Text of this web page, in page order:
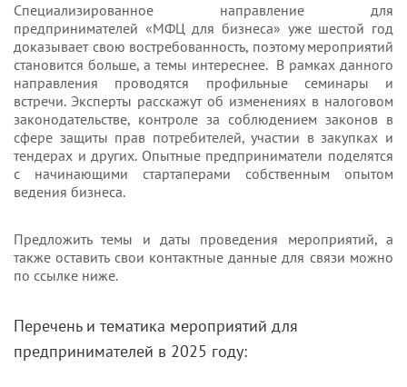
Специализированное направление для
предпринимателей «МФЦ для бизнеса» уже шестой год
доказывает свою востребованность, поэтому мероприятий
становится больше, а темы интереснее. В рамках данного
направления проводятся профильные семинары и
встречи. Эксперты расскажут об изменениях в налоговом
законодательстве, контроле за соблюдением законов в
сфере защиты прав потребителей, участии в закупках и
тендерах и других. Опытные предприниматели поделятся
с начинающими стартаперами собственным опытом
ведения бизнеса.
Предложить темы и даты проведения мероприятий, а
также оставить свои контактные данные для связи можно
по ссылке ниже.
Перечень и тематика мероприятий для
предпринимателей в 2025 году: